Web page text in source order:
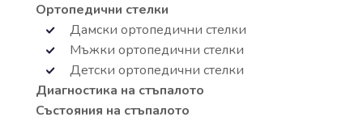
Ортопедични стелки
Дамски ортопедични стелки
Мъжки ортопедични стелки
Детски ортопедични стелки
Диагностика на стъпалото
Състояния на стъпалото